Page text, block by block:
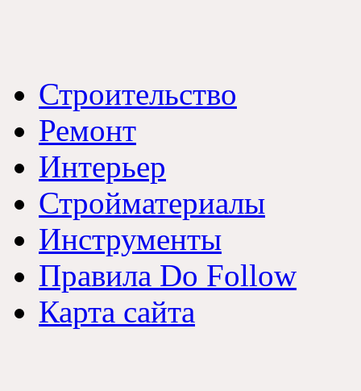
Строительство
Ремонт
Интерьер
Стройматериалы
Инструменты
Правила Do Follow
Карта сайта